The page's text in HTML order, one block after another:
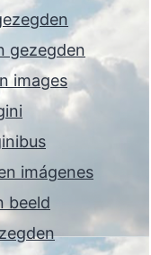
gezegden
images
imágenes
beeld